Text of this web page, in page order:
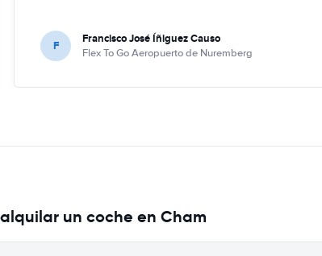
F Francisco José Íñiguez Causo
Flex To Go Aeropuerto de Nuremberg
un coche en Cham